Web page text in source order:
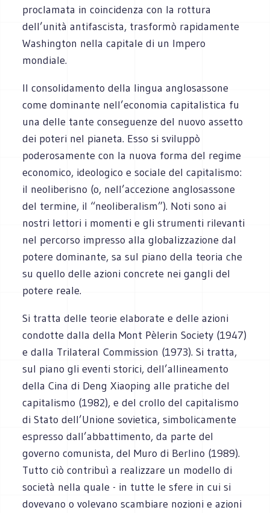
proclamata in coincidenza con la rottura
dell’unità antifascista, trasformò rapidamente
Washington nella capitale di un Impero
mondiale.
Il consolidamento della lingua anglosassone
come dominante nell’economia capitalistica fu
una delle tante conseguenze del nuovo assetto
dei poteri nel pianeta. Esso si sviluppò
poderosamente con la nuova forma del regime
economico, ideologico e sociale del capitalismo:
il neoliberisno (o, nell’accezione anglosassone
del termine, il “neoliberalism”). Noti sono ai
nostri lettori i momenti e gli strumenti rilevanti
nel percorso impresso alla globalizzazione dal
potere dominante, sa sul piano della teoria che
su quello delle azioni concrete nei gangli del
potere reale.
Si tratta delle teorie elaborate e delle azioni
condotte dalla della Mont Pèlerin Society (1947)
e dalla Trilateral Commission (1973). Si tratta,
sul piano gli eventi storici, dell’allineamento
della Cina di Deng Xiaoping alle pratiche del
capitalismo (1982), e del crollo del capitalismo
di Stato dell’Unione sovietica, simbolicamente
espresso dall’abbattimento, da parte del
governo comunista, del Muro di Berlino (1989).
Tutto ciò contribuì a realizzare un modello di
società nella quale - in tutte le sfere in cui si
dovevano o volevano scambiare nozioni e azioni